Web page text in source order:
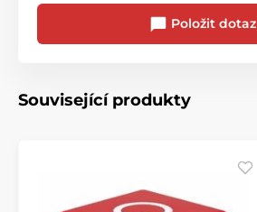
Položit dotaz
Související produkty